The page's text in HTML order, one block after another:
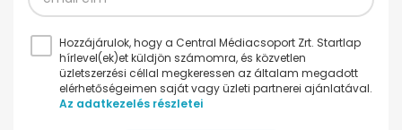
Hozzájárulok, hogy a Central Médiacsoport Zrt. Startlap
hírlevel(ek)et küldjön számomra, és közvetlen
üzletszerzési céllal megkeressen az általam megadott
elérhetőségeimen saját vagy üzleti partnerei ajánlatával.
Az adatkezelés részletei